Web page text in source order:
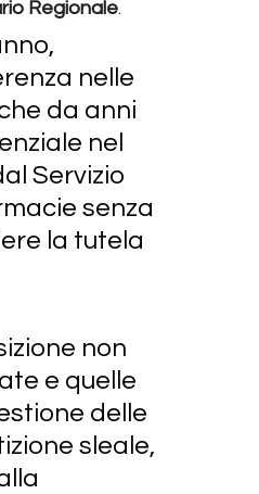
Regionale.
nelle
da anni
nel
Servizio
senza
la tutela
non
e quelle
delle
sleale,